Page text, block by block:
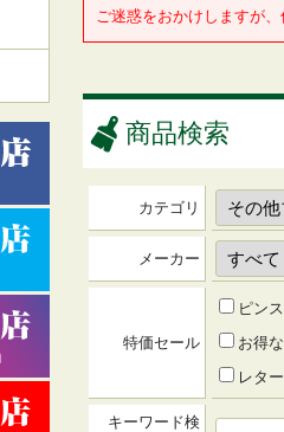
ご迷惑をおかけしますが、
商品検索
カテゴリ
メーカー
特価セール
ピン
お得
レタ
キーワード検